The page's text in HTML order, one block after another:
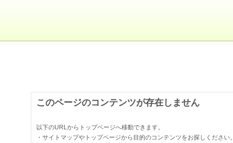
このページのコンテンツが存在しません
以下のURLからトップページへ移動できます。
・サイトマップやトップページから目的のコンテンツをお探しください。